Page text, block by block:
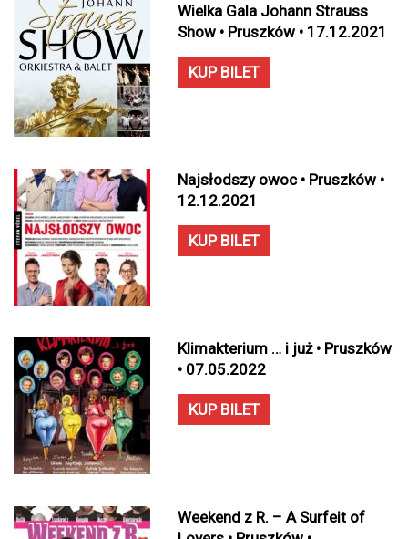
Wielka Gala Johann Strauss
Show • Pruszków • 17.12.2021
KUP BILET
Najsłodszy owoc • Pruszków •
12.12.2021
KUP BILET
Klimakterium … i już • Pruszków
• 07.05.2022
KUP BILET
Weekend z R. – A Surfeit of